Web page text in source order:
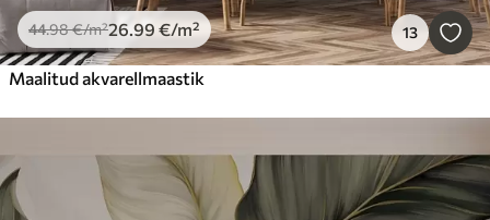
44.98€/m²26.99 €/m² 13
Maalitud akvarellmaastik